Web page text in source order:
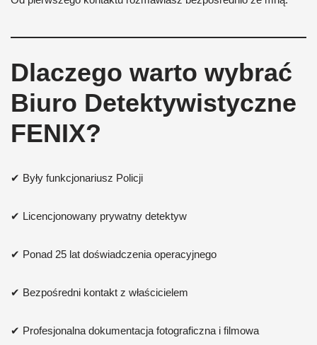
Dlaczego warto wybrać
Biuro Detektywistyczne
FENIX?
✔ Były funkcjonariusz Policji
✔ Licencjonowany prywatny detektyw
✔ Ponad 25 lat doświadczenia operacyjnego
✔ Bezpośredni kontakt z właścicielem
✔ Profesjonalna dokumentacja fotograficzna i filmowa